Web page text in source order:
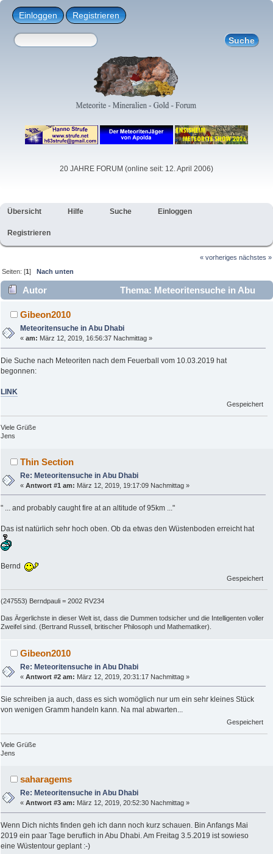
Einloggen Registrieren
20 JAHRE FORUM (online seit: 12. April 2006)
Übersicht Hilfe Suche Einloggen
Registrieren
« vorheriges nächstes »
Seiten: [1]Nach unten
Autor
Thema: Meteoritensuche in Abu
Dhabi (Gelesen 3986 mal)
Gibeon2010
Meteoritensuche in Abu Dhabi
«am: März 12, 2019, 16:56:37 Nachmittag »
Die Suche nach Meteoriten nach dem Feuerball vom 10.03.2019 hat
begonnen:
LINK
Gespeichert
Viele Grüße
Jens
Thin Section
Re: Meteoritensuche in Abu Dhabi
«Antwort #1 am: März 12, 2019, 19:17:09 Nachmittag »
" ... and probably caught fire at an altitude of 95km ..."
Das ist natürlich sehr hoch oben. Ob da etwas den Wüstenboden erreicht hat
Bernd
Gespeichert
(247553) Berndpauli = 2002 RV234
Das Ärgerlichste in dieser Welt ist, dass die Dummen todsicher und die Intelligenten voller
Zweifel sind. (Bertrand Russell, britischer Philosoph und Mathematiker).
Gibeon2010
Re: Meteoritensuche in Abu Dhabi
«Antwort #2 am: März 12, 2019, 20:31:17 Nachmittag »
Sie schreiben ja auch, dass es sich womöglich nur um ein sehr kleines Stück
von wenigen Gramm handeln kann. Na mal abwarten...
Gespeichert
Viele Grüße
Jens
saharagems
Re: Meteoritensuche in Abu Dhabi
«Antwort #3 am: März 12, 2019, 20:52:30 Nachmittag »
Wenn Dich nichts finden geh ich dann noch kurz schauen. Bin Anfangs Mai
2019 ein paar Tage beruflich in Abu Dhabi. Am Freitag 3.5.2019 ist sowieso
eine Wüstentour geplant :-)